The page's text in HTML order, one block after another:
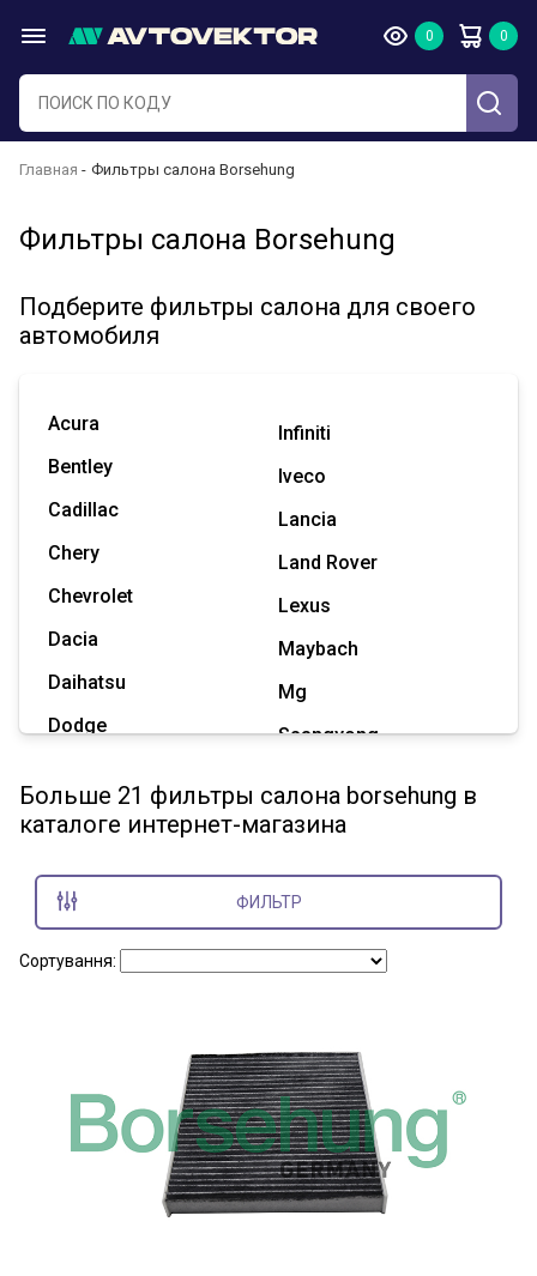
Главная Фильтры салона Borsehung
Фильтры салона Borsehung
Подберите фильтры салона для своего
автомобиля
Acura
Bentley
Cadillac
Chery
Chevrolet
Dacia
Daihatsu
Dodge
Great Wall
Hummer
Infiniti
Iveco
Lancia
Land Rover
Lexus
Maybach
Mg
Ssangyong
Tesla
Показать все марки
Больше 21 фильтры салона borsehung в
каталоге интернет-магазина
ФИЛЬТР
Сортування: